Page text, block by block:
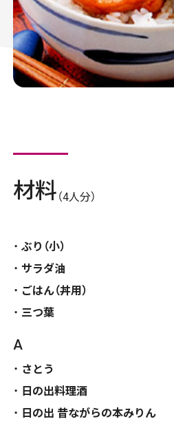
材料 （4人分）
ぶり（小）
サラダ油
ごはん（丼用）
三つ葉
A
さとう
日の出料理酒
日の出 昔ながらの本みりん